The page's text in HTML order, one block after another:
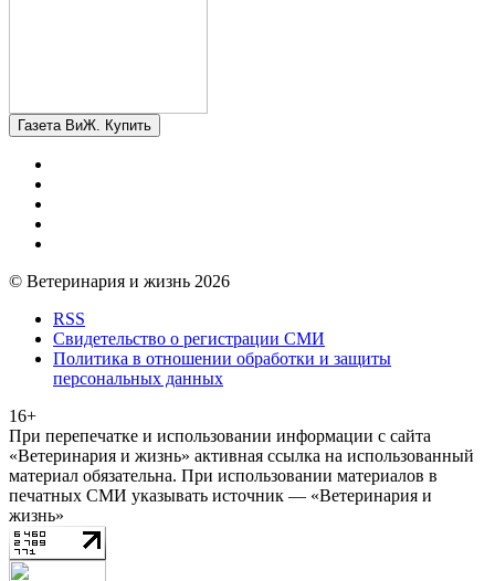
Газета ВиЖ. Купить
© Ветеринария и жизнь 2026
RSS
Свидетельство о регистрации СМИ
Политика в отношении обработки и защиты
персональных данных
16+
При перепечатке и использовании информации с сайта
«Ветеринария и жизнь» активная ссылка на использованный
материал обязательна. При использовании материалов в
печатных СМИ указывать источник — «Ветеринария и
жизнь»